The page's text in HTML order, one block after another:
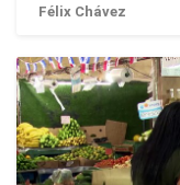
Félix Chávez